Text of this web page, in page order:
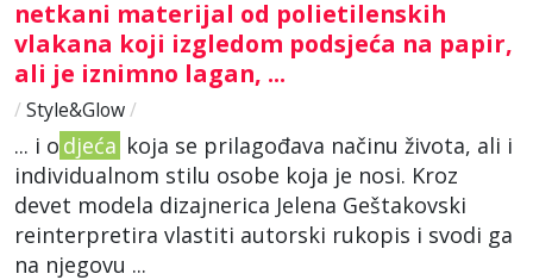
netkani materijal od polietilenskih
vlakana koji izgledom podsjeća na papir,
ali je iznimno lagan, ...
/ Style&Glow/
... i o djeća koja se prilagođava načinu života, ali i
individualnom stilu osobe koja je nosi. Kroz
devet modela dizajnerica Jelena Geštakovski
reinterpretira vlastiti autorski rukopis i svodi ga
na njegovu ...